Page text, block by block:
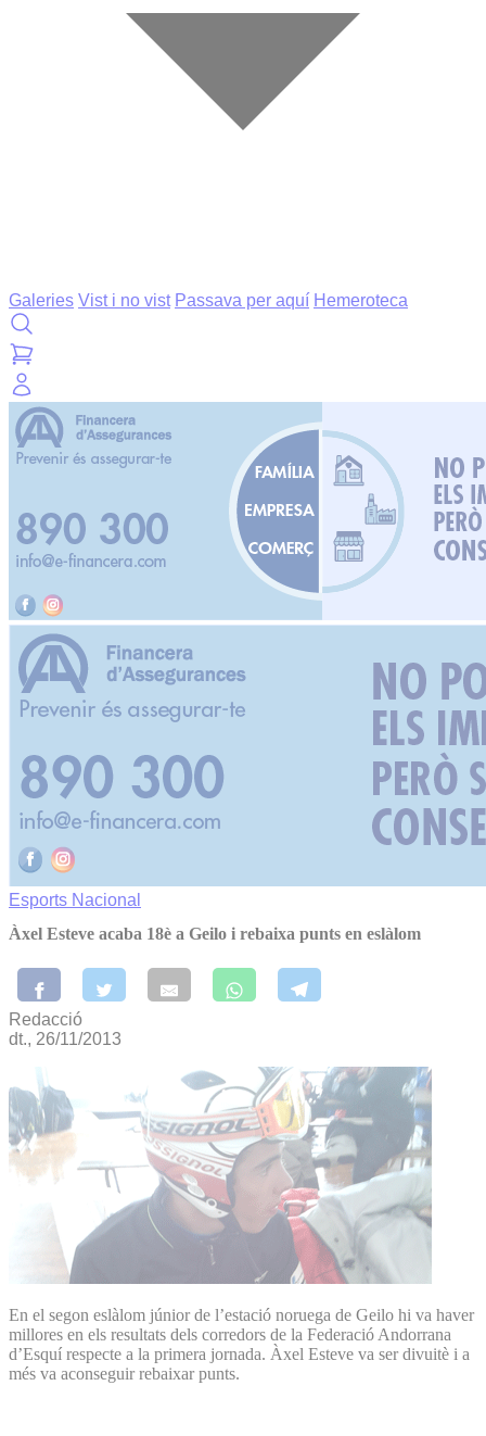
Galeries Vist i no vist Passava per aquí Hemeroteca
Esports Nacional
Àxel Esteve acaba 18è a Geilo i rebaixa punts en eslàlom
Redacció
dt., 26/11/2013
En el segon eslàlom júnior de l’estació noruega de Geilo hi va haver
millores en els resultats dels corredors de la Federació Andorrana
d’Esquí respecte a la primera jornada. Àxel Esteve va ser divuitè i a
més va aconseguir rebaixar punts.